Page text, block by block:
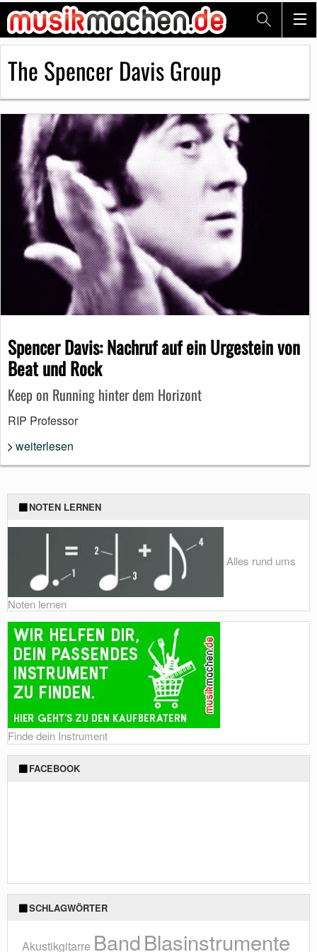
The Spencer Davis Group
Spencer Davis: Nachruf auf ein Urgestein von
Beat und Rock
Keep on Running hinter dem Horizont
RIP Professor
weiterlesen
NOTEN LERNEN
Alles rund ums
Noten lernen
Finde dein Instrument
FACEBOOK
SCHLAGWÖRTER
Akustikgitarre BandBlasinstrumente